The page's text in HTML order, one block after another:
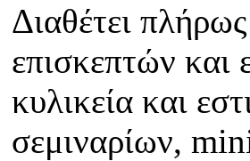
Διαθέτει
επισκεπτών και
κυλικεία και
σεμιναρίων,